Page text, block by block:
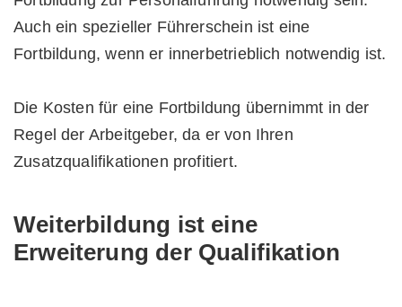
Auch ein spezieller Führerschein ist eine
Fortbildung, wenn er innerbetrieblich notwendig ist.
Die Kosten für eine Fortbildung übernimmt in der
Regel der Arbeitgeber, da er von Ihren
Zusatzqualifikationen profitiert.
Weiterbildung ist eine
Erweiterung der Qualifikation